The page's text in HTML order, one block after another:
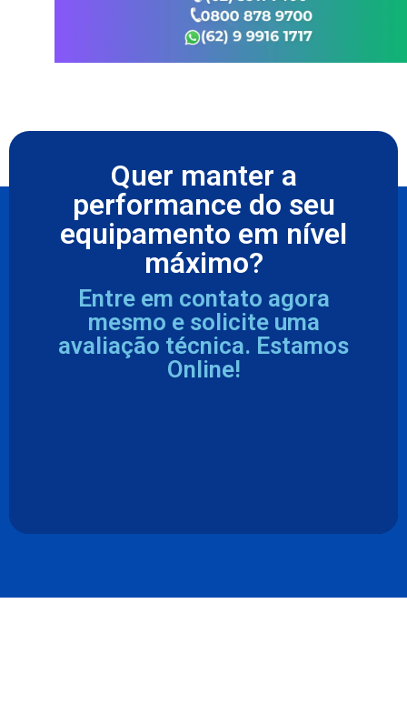
Quer manter a
performance do seu
equipamento em nível
máximo?
Entre em contato agora
mesmo e solicite uma
avaliação técnica. Estamos
Online!